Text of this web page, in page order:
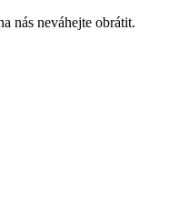
nás neváhejte obrátit.